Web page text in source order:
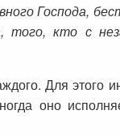
Господа,
того, кто с
Для этого
оно